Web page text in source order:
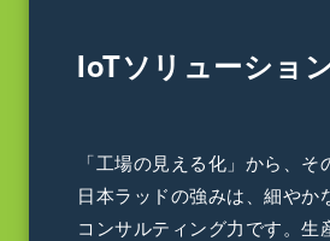
IoTソリューショ
「工場の見える化」から、そ
日本ラッドの強みは、細やか
コンサルティング力です。生